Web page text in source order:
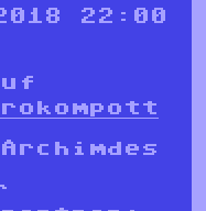
22:00